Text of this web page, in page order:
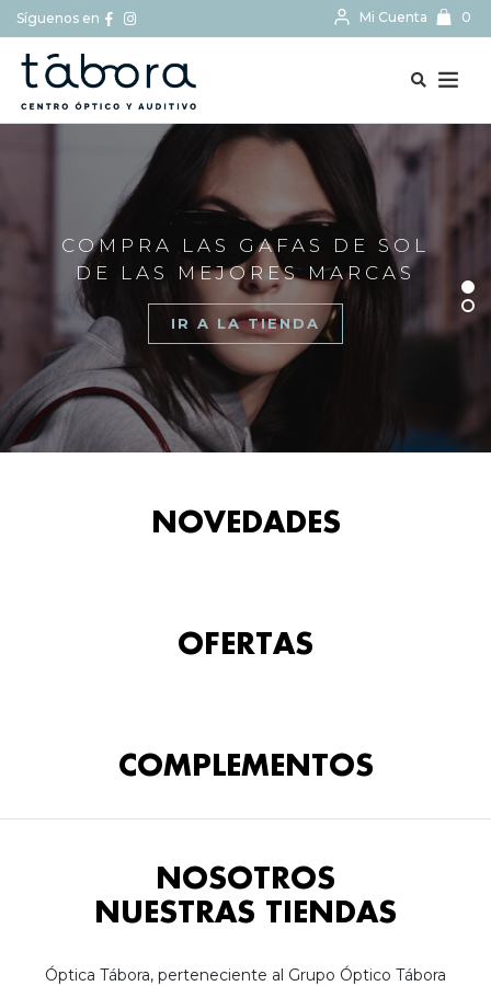
Síguenos en Mi Cuenta 0
COMPRA LAS GAFAS DE SOL
DE LAS MEJORES MARCAS
IR A LA TIENDA
NOVEDADES
OFERTAS
COMPLEMENTOS
NOSOTROS
NUESTRAS TIENDAS
Óptica Tábora, perteneciente al Grupo Óptico Tábora